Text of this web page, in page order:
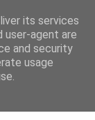
its services
user-agent are
and security
usage